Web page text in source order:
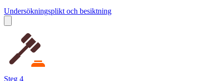
Undersökningsplikt och besiktning
Steg 4